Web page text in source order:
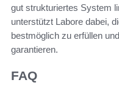
gut strukturiertes System
unterstützt Labore dabei,
bestmöglich zu erfüllen
garantieren.
FAQ